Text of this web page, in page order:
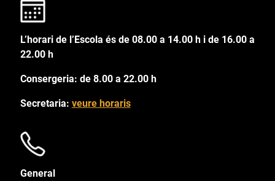
L’horari de l’Escola és de 08.00 a 14.00 h i de 16.00 a
22.00 h
Consergeria: de 8.00 a 22.00 h
Secretaria: veure horaris
General